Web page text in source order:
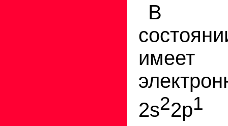
В
2s22p1